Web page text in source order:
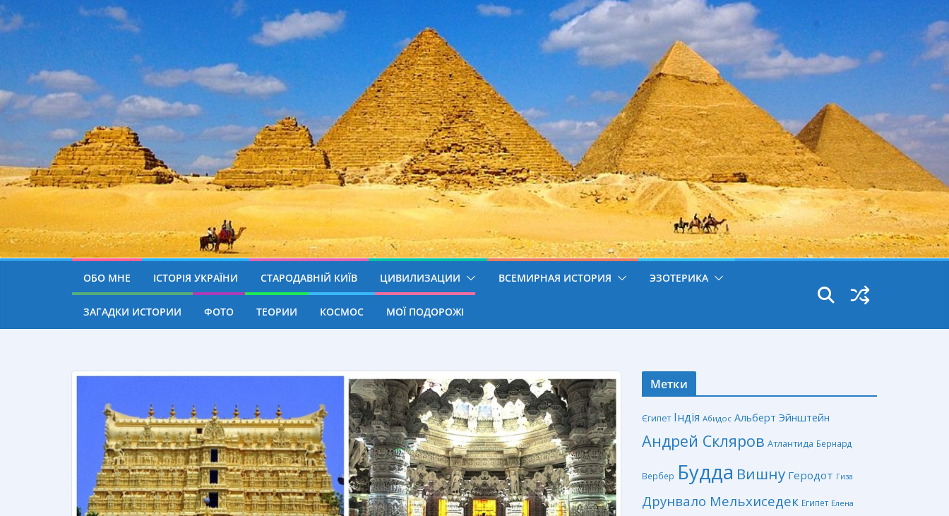
ОБО МНЕ ІСТОРІЯ УКРАЇНИ СТАРОДАВНІЙ КИЇВ ЦИВИЛИЗАЦИИ ВСЕМИРНАЯ ИСТОРИЯ ЭЗОТЕРИКА
ЗАГАДКИ ИСТОРИИ ФОТО ТЕОРИИ КОСМОС МОЇ ПОДОРОЖІ
Метки
Єгипет Індія Абидос Альберт Эйнштейн
Андрей Скляров Атлантида Бернард
Вербер Будда Вишну Геродот Гиза
Друнвало Мельхиседек Египет Елена